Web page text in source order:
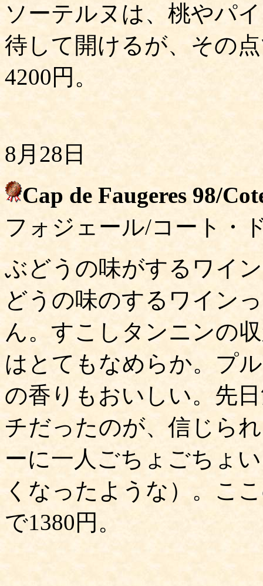
ソーテルヌは、桃やパ
待して開けるが、その
4200円。
8月28日
Cap de Faugeres 98/
フォジェール/コート・
ぶどうの味がするワイ
どうの味のするワイン
ん。すこしタンニンの
はとてもなめらか。プ
の香りもおいしい。先
チだったのが、信じら
ーに一人ごちょごちょ
くなったような）。こ
で1380円。